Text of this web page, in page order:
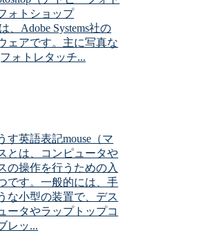
ォトショップ
、Adobe Systems社の
ェアです。主に写真な
ォトレタッチ...
す英語表記mouse（マ
とは、コンピュータや
の操作を行うための入
です。一般的には、手
な小型の装置で、デス
ータやラップトップコ
レッ...